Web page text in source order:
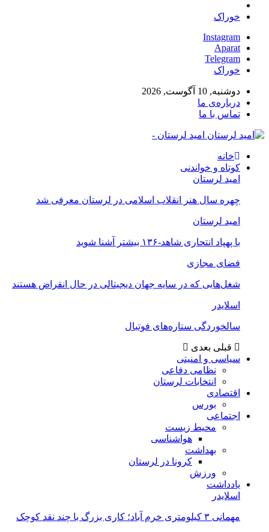
خوراک
Instagram
Aparat
Telegram
خوراک
دوشنبه, 10 آگوست, 2026
درباره‌ی ما
تماس با ما
امید لرستان -
خانه
کوتاه و خواندنی
امید لرستان
چهره سال هنر انقلاب اسلامی در لرستان معرفی شد
امید لرستان
با پهپاد انتحاری شاهد-۱۳۶ بیشتر آشنا شوید
فضای مجازی
شغل‌‌هایی که در سایه جهان دیجیتالی در حال انقراض هستند
اسلایدر
سالخوردگی ستاره‌های فوتبال
قبلی بعدی
سیاسی و امنیتی
نظامی دفاعی
انتخابات لرستان
اقتصادی
بورس
اجتماعی
محیط زیست
هواشناسی
بهداشت
کرونا در لرستان
ورزش
یادداشت
اسلایدر
مهمانی ۳ کیلومتری خرم آباد؛ کاری بزرگ با چند نقد کوچک